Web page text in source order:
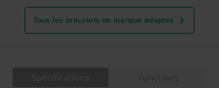
Tous les bracelets de marque adaptés